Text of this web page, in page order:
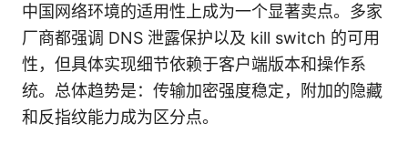
中国网络环境的适用性上成为一个显著卖点。多家
厂商都强调 DNS 泄露保护以及 kill switch 的可用
性，但具体实现细节依赖于客户端版本和操作系
统。总体趋势是：传输加密强度稳定，附加的隐藏
和反指纹能力成为区分点。